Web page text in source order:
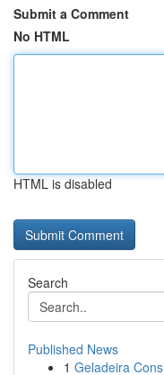
Submit a Comment
No HTML
HTML is disabled
Search
Published News
1 Geladeira